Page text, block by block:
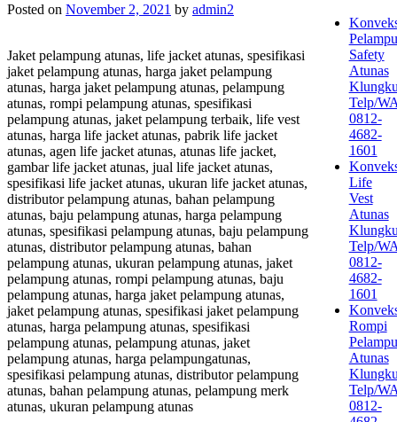
Posted on November 2, 2021 by admin2
Jaket pelampung atunas, life jacket atunas, spesifikasi
jaket pelampung atunas, harga jaket pelampung
atunas, harga jaket pelampung atunas, pelampung
atunas, rompi pelampung atunas, spesifikasi
pelampung atunas, jaket pelampung terbaik, life vest
atunas, harga life jacket atunas, pabrik life jacket
atunas, agen life jacket atunas, atunas life jacket,
gambar life jacket atunas, jual life jacket atunas,
spesifikasi life jacket atunas, ukuran life jacket atunas,
distributor pelampung atunas, bahan pelampung
atunas, baju pelampung atunas, harga pelampung
atunas, spesifikasi pelampung atunas, baju pelampung
atunas, distributor pelampung atunas, bahan
pelampung atunas, ukuran pelampung atunas, jaket
pelampung atunas, rompi pelampung atunas, baju
pelampung atunas, harga jaket pelampung atunas,
jaket pelampung atunas, spesifikasi jaket pelampung
atunas, harga pelampung atunas, spesifikasi
pelampung atunas, pelampung atunas, jaket
pelampung atunas, harga pelampungatunas,
spesifikasi pelampung atunas, distributor pelampung
atunas, bahan pelampung atunas, pelampung merk
atunas, ukuran pelampung atunas
Safety
Atunas
Telp/
0812-
4682-
1601
Life
Vest
Atunas
Telp/
0812-
4682-
1601
Rompi
Atunas
Telp/
0812-